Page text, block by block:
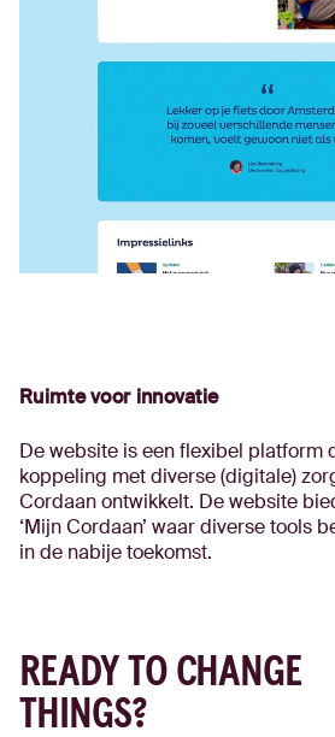
Ruimte voor innovatie
De website is een flexibel platform
koppeling met diverse (digitale)
Cordaan ontwikkelt. De website
‘Mijn Cordaan’ waar diverse tools
in de nabije toekomst.
READY TO CHANGE
THINGS?